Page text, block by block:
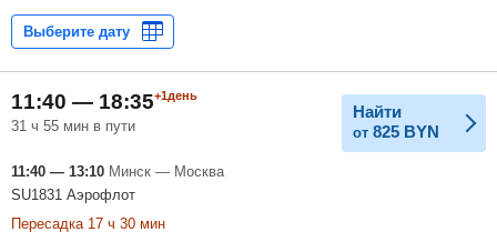
11:40 — 18:35+1день
31 ч 55 мин в пути
Найти
от 825 BYN
11:40 — 13:10 Минск — Москва
SU1831 Аэрофлот
Пересадка 17 ч 30 мин